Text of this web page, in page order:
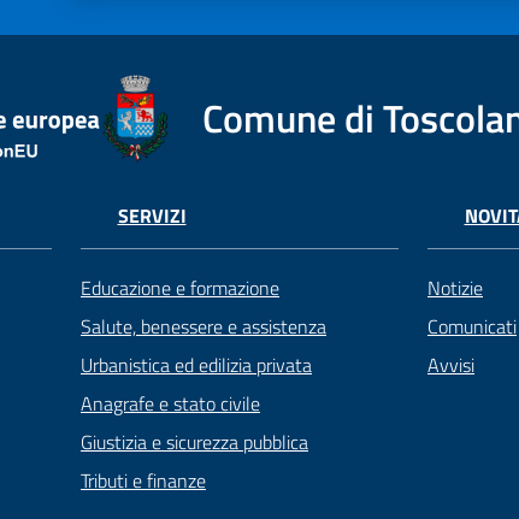
Comune di
SERVIZI
Educazione e formazione
Salute, benessere e assistenza
Urbanistica ed edilizia privata
Anagrafe e stato civile
Giustizia e sicurezza pubblica
Tributi e finanze
Notizie
Comunicati
Avvisi